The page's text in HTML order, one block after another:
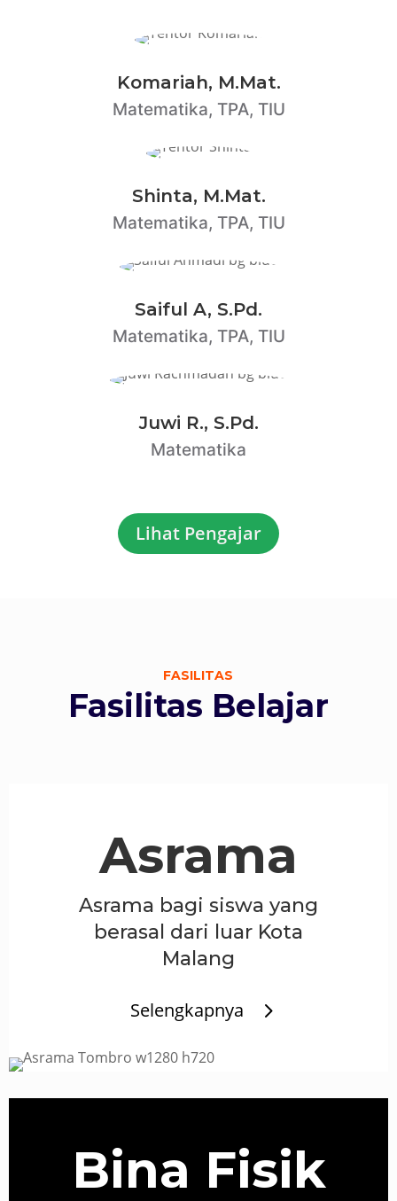
Komariah, M.Mat.
Matematika, TPA, TIU
Shinta, M.Mat.
Matematika, TPA, TIU
Saiful A, S.Pd.
Matematika, TPA, TIU
Juwi R., S.Pd.
Matematika
Lihat Pengajar
FASILITAS
Fasilitas Belajar
Asrama
Asrama bagi siswa yang
berasal dari luar Kota
Malang
Selengkapnya
Bina Fisik